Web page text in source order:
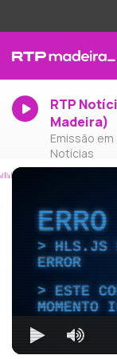
RTP
Madeira)
Emissão
Notícias
HLS.JS
ERROR
ESTE
MOMENTO